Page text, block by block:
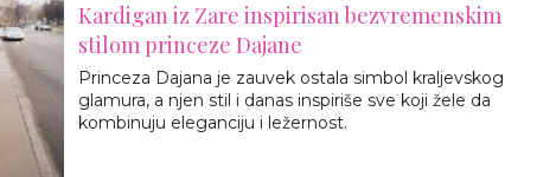
Kardigan iz Zare inspirisan bezvremenskim
stilom princeze Dajane
Princeza Dajana je zauvek ostala simbol kraljevskog
glamura, a njen stil i danas inspiriše sve koji žele da
kombinuju eleganciju i ležernost.